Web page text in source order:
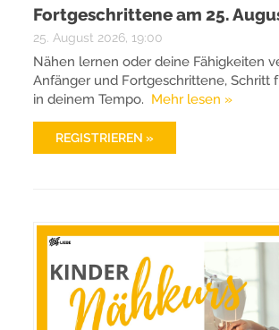
Fortgeschrittene am 25.
25. August 2026, 19:00
Nähen lernen oder deine Fähigkeiten
Anfänger und Fortgeschrittene, Schritt
in deinem Tempo. Mehr lesen »
REGISTRIEREN »